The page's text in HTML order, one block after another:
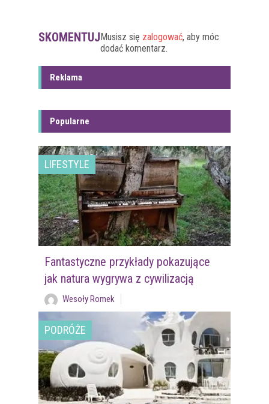
SKOMENTUJ Musisz się zalogować, aby móc
dodać komentarz.
Reklama
Popularne
LIFESTYLE
Fantastyczne przykłady pokazujące
jak natura wygrywa z cywilizacją
Wesoły Romek
PODRÓŻE